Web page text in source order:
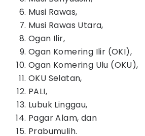
Musi Rawas,
Musi Rawas Utara,
Ogan Ilir,
Ogan Komering Ilir (OKI),
Ogan Komering Ulu (OKU),
OKU Selatan,
PALI,
Lubuk Linggau,
Pagar Alam, dan
Prabumulih.